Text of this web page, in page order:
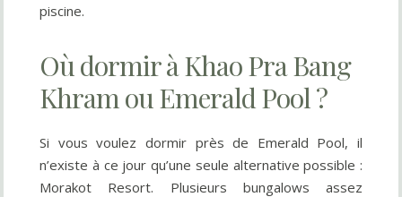
piscine.
Où dormir à Khao Pra Bang
Khram ou Emerald Pool ?
Si vous voulez dormir près de Emerald Pool, il
n’existe à ce jour qu’une seule alternative possible :
Morakot Resort. Plusieurs bungalows assez